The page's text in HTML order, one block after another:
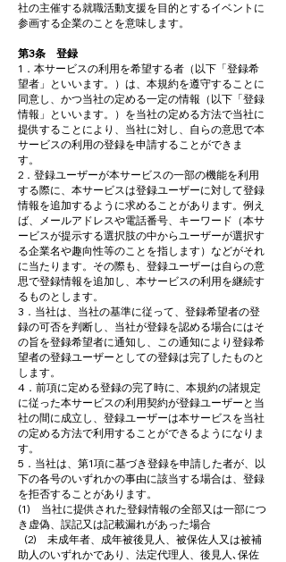
社の主催する就職活動支援を目的とするイベントに
参画する企業のことを意味します。
第3条 登録
1．本サービスの利用を希望する者（以下「登録希
望者」といいます。）は、本規約を遵守することに
同意し、かつ当社の定める一定の情報（以下「登録
情報」といいます。）を当社の定める方法で当社に
提供することにより、当社に対し、自らの意思で本
サービスの利用の登録を申請することができま
す。
2．登録ユーザーが本サービスの一部の機能を利用
する際に、本サービスは登録ユーザーに対して登録
情報を追加するように求めることがあります。例え
ば、メールアドレスや電話番号、キーワード（本サ
ービスが提示する選択肢の中からユーザーが選択す
る企業名や趣向性等のことを指します）などがそれ
に当たります。その際も、登録ユーザーは自らの意
思で登録情報を追加し、本サービスの利用を継続す
るものとします。
3．当社は、当社の基準に従って、登録希望者の登
録の可否を判断し、当社が登録を認める場合にはそ
の旨を登録希望者に通知し、この通知により登録希
望者の登録ユーザーとしての登録は完了したものと
します。
4．前項に定める登録の完了時に、本規約の諸規定
に従った本サービスの利用契約が登録ユーザーと当
社の間に成立し、登録ユーザーは本サービスを当社
の定める方法で利用することができるようになりま
す。
5．当社は、第1項に基づき登録を申請した者が、以
下の各号のいずれかの事由に該当する場合は、登録
を拒否することがあります。
(1) 当社に提供された登録情報の全部又は一部につ
き虚偽、誤記又は記載漏れがあった場合
(2) 未成年者、成年被後見人、被保佐人又は被補
助人のいずれかであり、法定代理人、後見人､保佐